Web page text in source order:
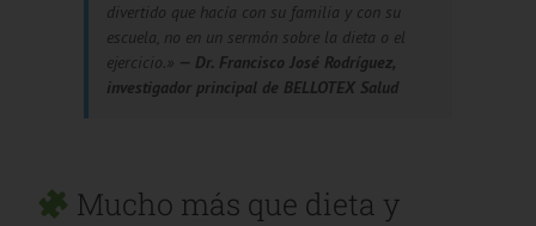
divertido que hacía con su familia y con su
escuela, no en un sermón sobre la dieta o el
ejercicio.» — Dr. Francisco José Rodríguez,
investigador principal de BELLOTEX Salud
Mucho más que dieta y